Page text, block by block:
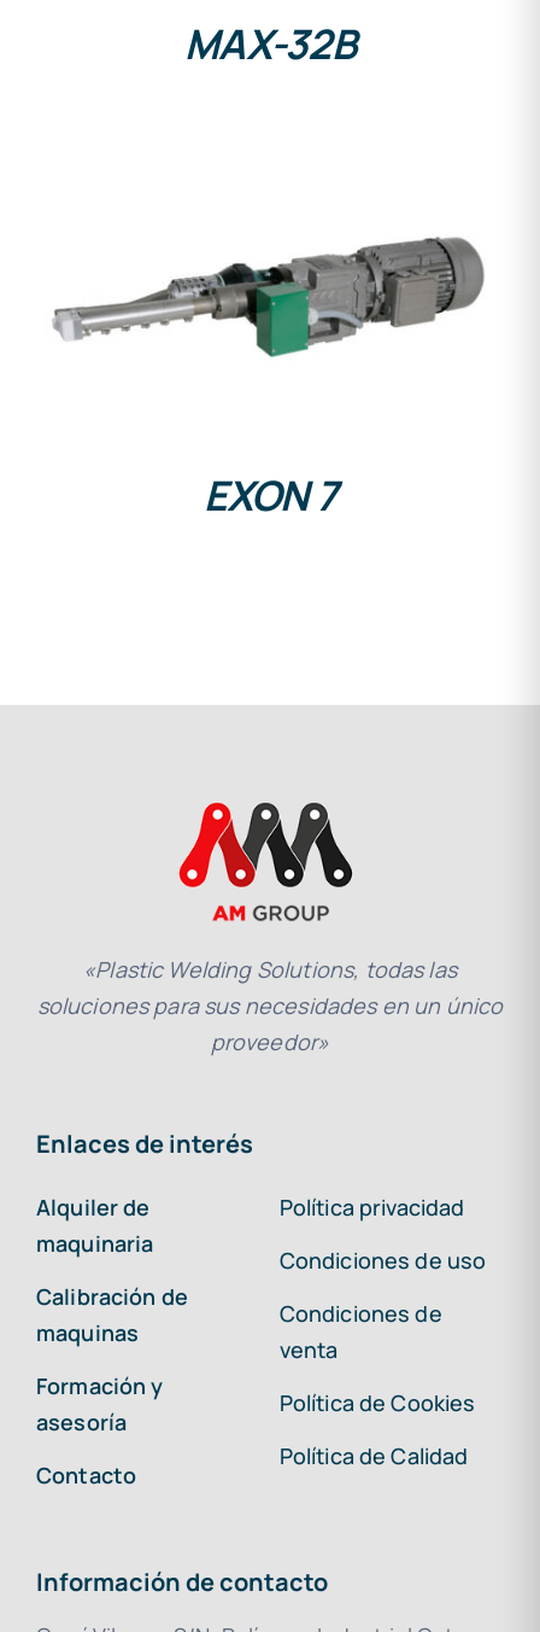
MAX-32B
DETALLES
EXON 7
«Plastic Welding Solutions, todas las
soluciones para sus necesidades en un único
proveedor»
Enlaces de interés
Alquiler de
maquinaria
Calibración de
maquinas
Formación y
asesoría
Contacto
Política privacidad
Condiciones de uso
Condiciones de
venta
Política de Cookies
Política de Calidad
Información de contacto